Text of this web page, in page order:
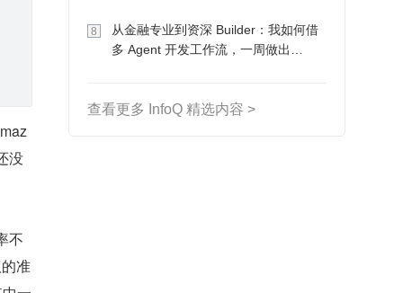
没
不
准
8
从金融专业到资深 Builder：我如何借
多 Agent 开发工作流，一周做出
查看更多 InfoQ 精选内容 >